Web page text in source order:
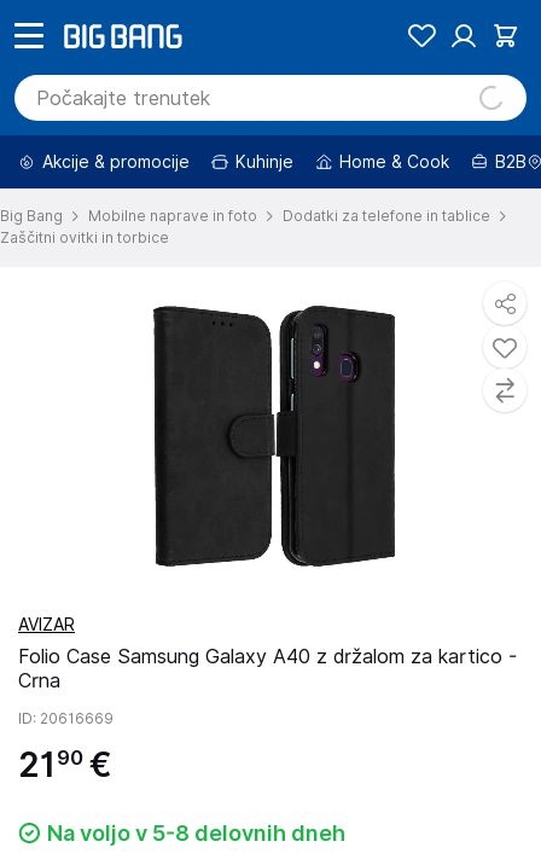
Akcije & promocije Kuhinje Home & Cook B2B
Big Bang Mobilne naprave in foto
Dodatki za telefone in tablice
Zaščitni ovitki in torbice
AVIZAR
Folio Case Samsung Galaxy A40 z držalom za kartico -
Crna
ID: 20616669
21 90 €
Na voljo v 5-8 delovnih dneh